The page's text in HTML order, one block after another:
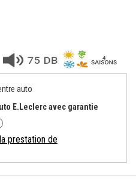
auto
E.Leclerc avec garantie
prestation de